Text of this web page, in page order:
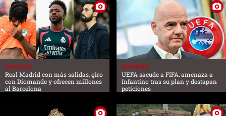
DEPORTES
Real Madrid con más salidas, giro
con Diomande y ofrecen millones
al Barcelona
DEPORTES
UEFA sacude a FIFA: amenaza a
Infantino tras su plan y destapan
peticiones